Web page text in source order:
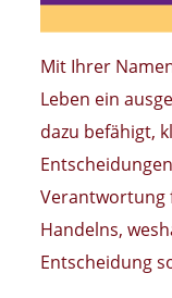
Mit Ihrer
Leben ein
dazu befähigt,
Verantwortung
Handelns,
Entscheidung